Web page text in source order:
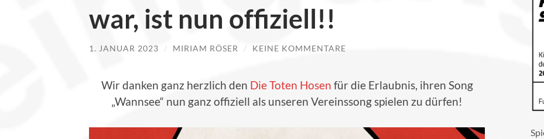
war, ist nun offiziell!!
1. JANUAR 2023 / MIRIAM RÖSER / KEINE KOMMENTARE
Wir danken ganz herzlich den Die Toten Hosen für die Erlaubnis, ihren Song
„Wannsee“ nun ganz offiziell als unseren Vereinssong spielen zu dürfen!